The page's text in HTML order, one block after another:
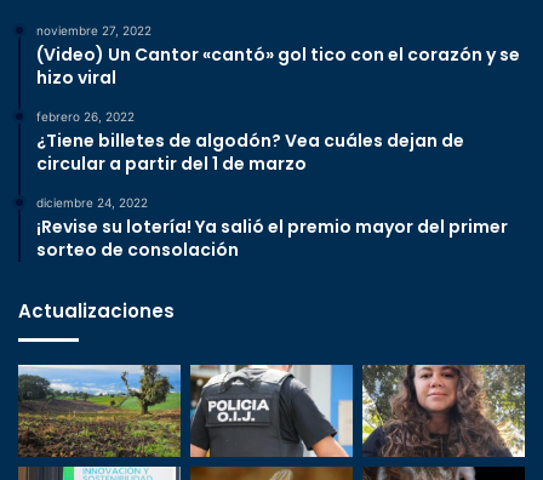
noviembre 27, 2022
(Video) Un Cantor «cantó» gol tico con el corazón y se
hizo viral
febrero 26, 2022
¿Tiene billetes de algodón? Vea cuáles dejan de
circular a partir del 1 de marzo
diciembre 24, 2022
¡Revise su lotería! Ya salió el premio mayor del primer
sorteo de consolación
Actualizaciones